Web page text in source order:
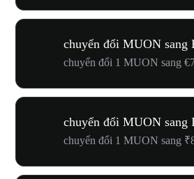
chuyển đổi MUON sang
chuyển đổi 1 MUON sang
chuyển đổi MUON sang
chuyển đổi 1 MUON sang